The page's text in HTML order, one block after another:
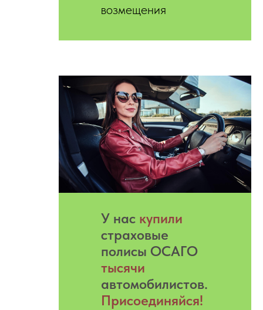
возмещения
У нас купили
страховые
полисы ОСАГО
тысячи
автомобилистов.
Присоединяйся!